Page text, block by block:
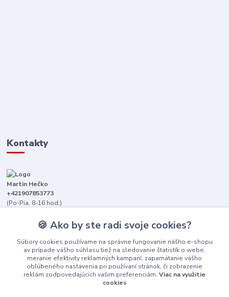
Kontakty
Martin Hečko
+421907853773
(Po-Pia, 8-16 hod.)
senica@dizajnkamen.sk
🍪 Ako by ste radi svoje cookies?
Súbory cookies používame na správne fungovanie nášho e-shopu
av prípade vášho súhlasu tiež na sledovanie štatistík o webe,
meranie efektivity reklamných kampaní, zapamätanie vášho
obľúbeného nastavenia pri používaní stránok, či zobrazenie
reklám zodpovedajúcich vašim preferenciám. Viac na využitie
cookies